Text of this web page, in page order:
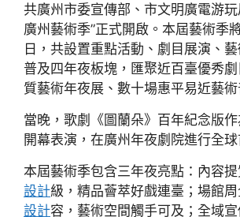
共廣州市委宣傳部、市文明廣電游
廣州藝術季”正式開啟。本屆藝術季
日，共設置重點活動、劇目展演、
普及四年夜板塊，匯聚近百臺優秀
質藝術年夜展、數十場惠平易近藝術
當晚，歌劇《圖蘭朵》百年紀念版
開幕表演，在廣州年夜劇院進行全球
本屆藝術季包含三年夜亮點：內容
設計級，精品薈萃好戲連臺；場館
設計容，藝術空間觸手可及；全域